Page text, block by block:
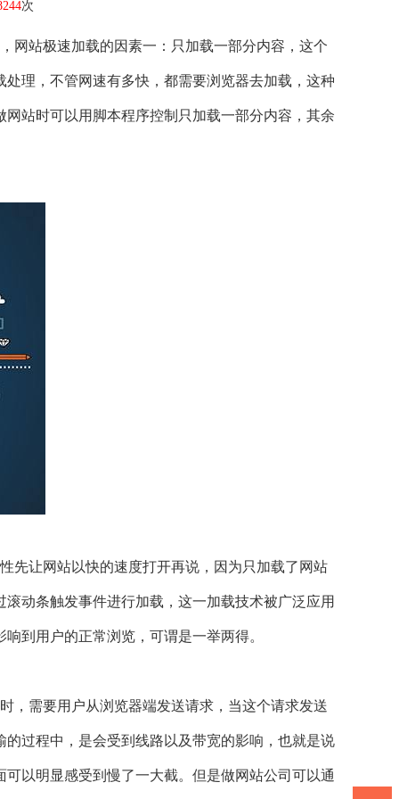
次
站极速加载的因素一：只加载一部分内容，这个
理，不管网速有多快，都需要浏览器去加载，这种
站时可以用脚本程序控制只加载一部分内容，其余
先让网站以快的速度打开再说，因为只加载了网站
动条触发事件进行加载，这一加载技术被广泛应用
到用户的正常浏览，可谓是一举两得。
，需要用户从浏览器端发送请求，当这个请求发送
过程中，是会受到线路以及带宽的影响，也就是说
以明显感受到慢了一大截。但是做网站公司可以通